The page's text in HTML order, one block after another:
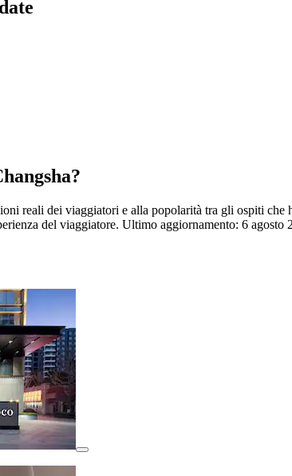
reali dei viaggiatori e alla popolarità tra gli ospiti
del viaggiatore. Ultimo aggiornamento: 6 agosto